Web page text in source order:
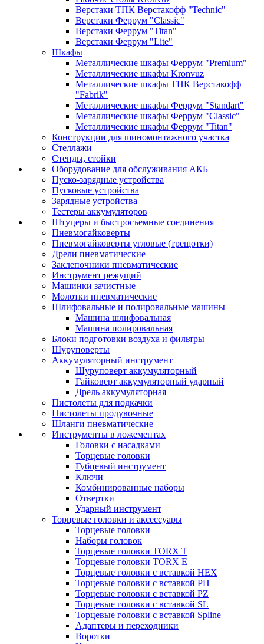
Верстаки ТПК Верстакофф "Technic"
Верстаки Феррум "Classic"
Верстаки Феррум "Titan"
Верстаки Феррум "Lite"
Шкафы
Металлические шкафы Феррум "Premium"
Металлические шкафы Kronvuz
Металлические шкафы ТПК Верстакофф
"Fabrik"
Металлические шкафы Феррум "Standart"
Металлические шкафы Феррум "Classic"
Металлические шкафы Феррум "Titan"
Конструкции для шиномонтажного участка
Стеллажи
Стенды, стойки
Оборудование для обслуживания АКБ
Пуско-зарядные устройства
Пусковые устройства
Зарядные устройства
Тестеры аккумуляторов
Штуцеры и быстросъемные соединения
Пневмогайковерты
Пневмогайковерты угловые (трещотки)
Дрели пневматические
Заклепочники пневматические
Инструмент режущий
Машинки зачистные
Молотки пневматические
Шлифовальные и полировальные машины
Машина шлифовальная
Машина полировальная
Блоки подготовки воздуха и фильтры
Шуруповерты
Аккумуляторный инструмент
Шуруповерт аккумуляторный
Гайковерт аккумуляторный ударный
Дрель аккумуляторная
Пистолеты для подкачки
Пистолеты продувочные
Шланги пневматические
Инструменты в ложементах
Головки с насадками
Торцевые головки
Губцевый инструмент
Ключи
Комбинированные наборы
Отвертки
Ударный инструмент
Торцевые головки и аксессуары
Торцевые головки
Наборы головок
Торцевые головки TORX T
Торцевые головки TORX Е
Торцевые головки с вставкой HEX
Торцевые головки с вставкой PH
Торцевые головки с вставкой PZ
Торцевые головки с вставкой SL
Торцевые головки с вставкой Spline
Адаптеры и переходники
Воротки